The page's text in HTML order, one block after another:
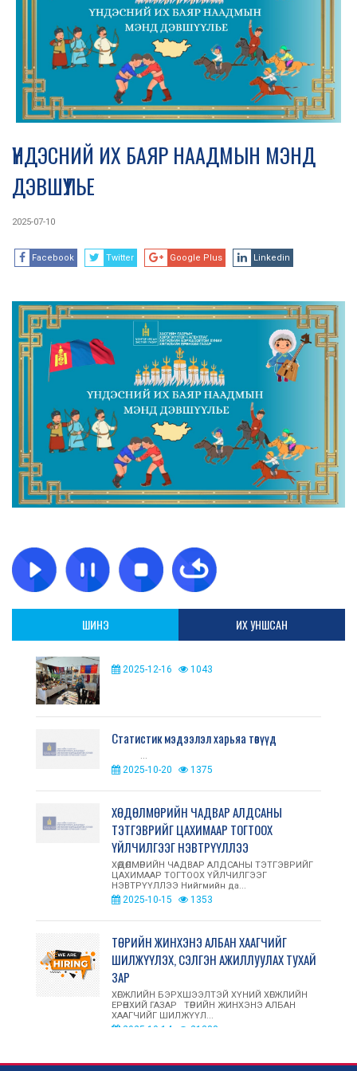
ҮНДЭСНИЙ ИХ БАЯР НААДМЫН МЭНД
ДЭВШҮҮЛЬЕ
2025-07-10
Facebook Twitter Google Plus Linkedin
ШИНЭ ИХ УНШСАН
2025-12-16 1043
Статистик мэдээлэл харьяа төвүүд
...
2025-10-20 1375
ХӨДӨЛМӨРИЙН ЧАДВАР АЛДСАНЫ
ТЭТГЭВРИЙГ ЦАХИМААР ТОГТООХ
ҮЙЛЧИЛГЭЭГ НЭВТРҮҮЛЛЭЭ
ХӨДӨЛМӨРИЙН ЧАДВАР АЛДСАНЫ ТЭТГЭВРИЙГ
ЦАХИМААР ТОГТООХ ҮЙЛЧИЛГЭЭГ
НЭВТРҮҮЛЛЭЭ Нийгмийн да...
2025-10-15 1353
ТӨРИЙН ЖИНХЭНЭ АЛБАН ХААГЧИЙГ
ШИЛЖҮҮЛЭХ, СЭЛГЭН АЖИЛЛУУЛАХ ТУХАЙ
ЗАР
ХӨГЖЛИЙН БЭРХШЭЭЛТЭЙ ХҮНИЙ ХӨГЖЛИЙН
ЕРӨНХИЙ ГАЗАР ТӨРИЙН ЖИНХЭНЭ АЛБАН
ХААГЧИЙГ ШИЛЖҮҮЛ...
2025-10-14 21388